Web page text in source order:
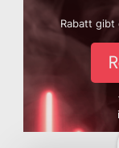
Rabatt gibt